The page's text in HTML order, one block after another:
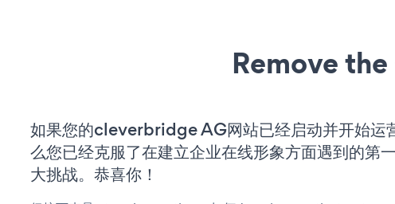
Remove
如果您的cleverbridge AG网站已经启动并开始运
么您已经克服了在建立企业在线形象方面遇到的第
大挑战。恭喜你！